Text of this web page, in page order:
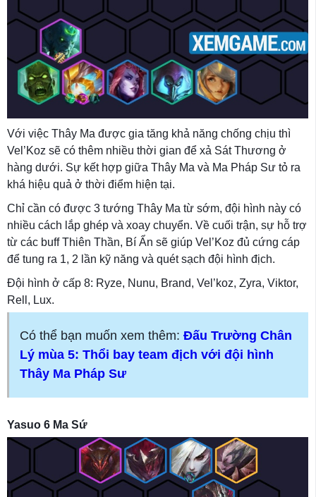
Với việc Thây Ma được gia tăng khả năng chống chịu thì
Vel’Koz sẽ có thêm nhiều thời gian để xả Sát Thương ở
hàng dưới. Sự kết hợp giữa Thây Ma và Ma Pháp Sư tỏ ra
khá hiệu quả ở thời điểm hiện tại.
Chỉ cần có được 3 tướng Thây Ma từ sớm, đội hình này có
nhiều cách lắp ghép và xoay chuyển. Về cuối trận, sự hỗ trợ
từ các buff Thiên Thần, Bí Ẩn sẽ giúp Vel’Koz đủ cứng cáp
để tung ra 1, 2 lần kỹ năng và quét sạch đội hình địch.
Đội hình ở cấp 8: Ryze, Nunu, Brand, Vel’koz, Zyra, Viktor,
Rell, Lux.
Có thể bạn muốn xem thêm: Đấu Trường Chân
Lý mùa 5: Thổi bay team địch với đội hình
Thây Ma Pháp Sư
Yasuo 6 Ma Sứ